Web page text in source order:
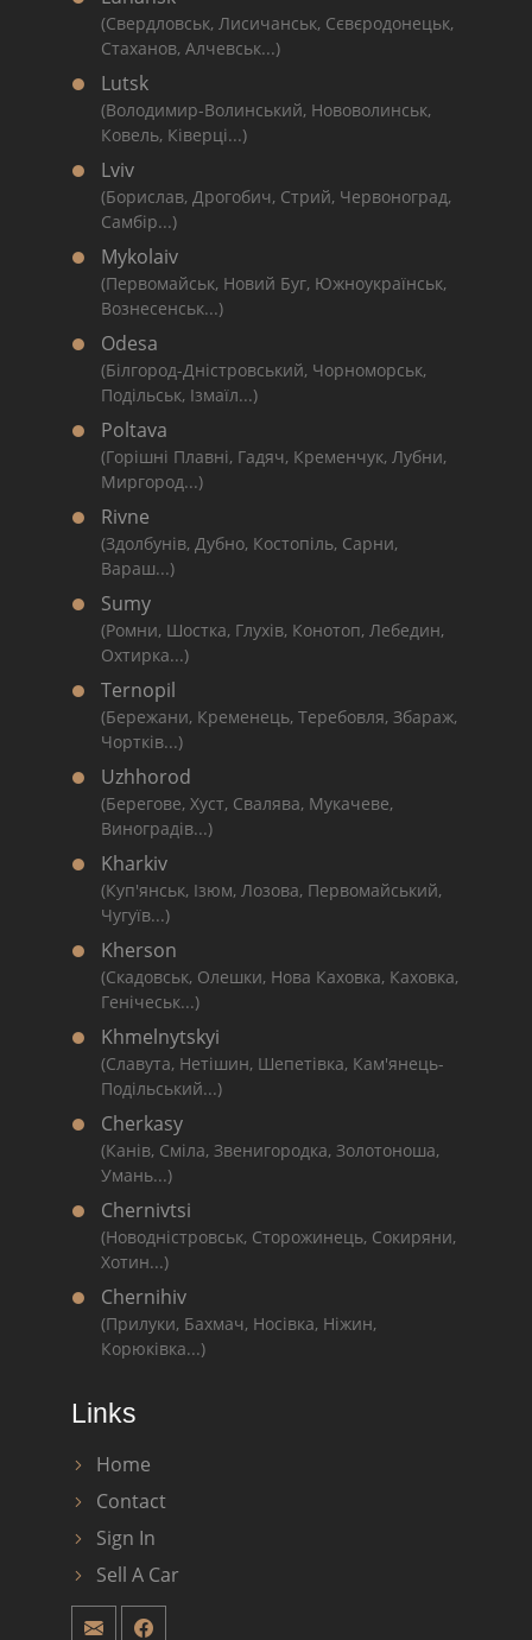
(Свердловськ, Лисичанськ, Сєвєродонецьк,
Стаханов, Алчевськ...)
Lutsk
(Володимир-Волинський, Нововолинськ,
Ковель, Ківерці...)
Lviv
(Борислав, Дрогобич, Стрий, Червоноград,
Самбір...)
Mykolaiv
(Первомайськ, Новий Буг, Южноукраїнськ,
Вознесенськ...)
Odesa
(Білгород-Дністровський, Чорноморськ,
Подільськ, Ізмаїл...)
Poltava
(Горішні Плавні, Гадяч, Кременчук, Лубни,
Миргород...)
Rivne
(Здолбунів, Дубно, Костопіль, Сарни,
Вараш...)
Sumy
(Ромни, Шостка, Глухів, Конотоп, Лебедин,
Охтирка...)
Ternopil
(Бережани, Кременець, Теребовля, Збараж,
Чортків...)
Uzhhorod
(Берегове, Хуст, Свалява, Мукачеве,
Виноградів...)
Kharkiv
(Куп'янськ, Ізюм, Лозова, Первомайський,
Чугуїв...)
Kherson
(Скадовськ, Олешки, Нова Каховка, Каховка,
Генічеськ...)
Khmelnytskyi
(Славута, Нетішин, Шепетівка, Кам'янець-
Подільський...)
Cherkasy
(Канів, Сміла, Звенигородка, Золотоноша,
Умань...)
Chernivtsi
(Новодністровськ, Сторожинець, Сокиряни,
Хотин...)
Chernihiv
(Прилуки, Бахмач, Носівка, Ніжин,
Корюківка...)
Links
Home
Contact
Sign In
Sell A Car